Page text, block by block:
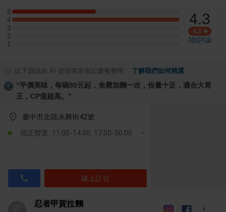
5
5 星：1 則評論
4
4 星：2 則評論
3
3 星：0 則評論
2
2 星：0 則評論
1
1 星：0 則評論
4.3
4.3
3則評論
以下資訊由 AI 從部落客食記彙整整理 了解我們如何精選
“平價美味，每碗90元起，免費加麵一次，份量十足，適合大胃
王，CP值超高。 ”
臺中市北區永興街42號
現正營業: 11:00-14:00, 17:00-00:00
線上訂位
忍者甲賀拉麵